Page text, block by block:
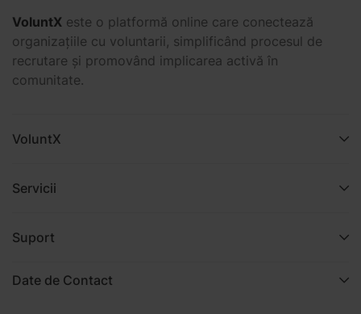
VoluntX este o platformă online care conectează
organizațiile cu voluntarii, simplificând procesul de
recrutare și promovând implicarea activă în
comunitate.
VoluntX
Servicii
Suport
Date de Contact